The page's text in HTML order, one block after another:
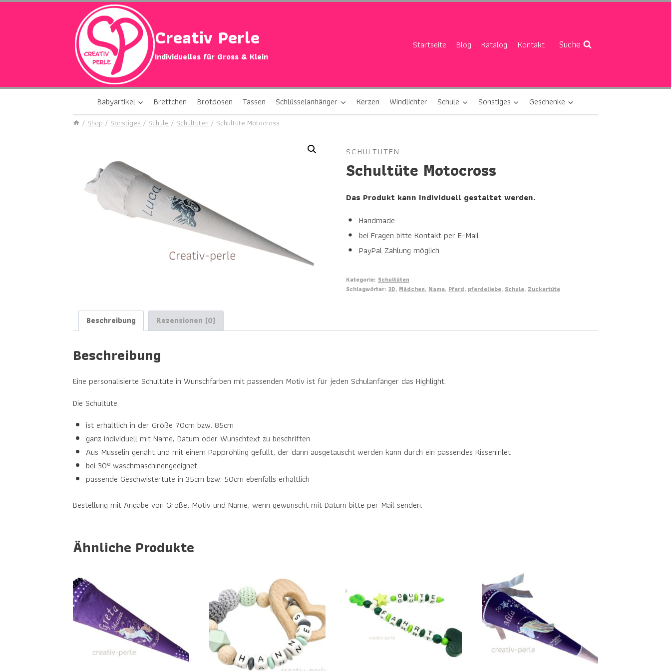
Zum
Creativ Perle
Individuelles für Gross & Klein
Startseite Blog Katalog Kontakt Suche
Babyartikel Brettchen Brotdosen Tassen Schlüsselanhänger Kerzen Windlichter Schule Sonstiges Geschenke
/ Shop/ Sonstiges/ Schule/ Schultüten/ Schultüte Motocross
SCHULTÜTEN
Schultüte Motocross
Das Produkt kann Individuell gestaltet werden.
Handmade
bei Fragen bitte Kontakt per E-Mail
PayPal Zahlung möglich
Kategorie: Schultüten
Schlagwörter:3D, Mädchen, Name, Pferd, pferdeliebe, Schule, Zuckertüte
Beschreibung Rezensionen (0)
Beschreibung
Eine personalisierte Schultüte in Wunschfarben mit passenden Motiv ist für jeden Schulanfänger das Highlight.
Die Schultüte
ist erhältlich in der Größe 70cm bzw. 85cm
ganz individuell mit Name, Datum oder Wunschtext zu beschriften
Aus Musselin genäht und mit einem Papprohling gefüllt, der dann ausgetauscht werden kann durch ein passendes Kisseninlet
bei 30° waschmaschinengeeignet
passende Geschwistertüte in 35cm bzw. 50cm ebenfalls erhältlich
Bestellung mit Angabe von Größe, Motiv und Name, wenn gewünscht mit Datum bitte per Mail senden.
Ähnliche Produkte